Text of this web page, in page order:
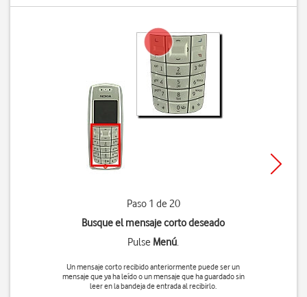
Paso 1 de 20
Busque el mensaje corto deseado
Pulse Menú.
Un mensaje corto recibido anteriormente puede ser un
mensaje que ya ha leído o un mensaje que ha guardado sin
leer en la bandeja de entrada al recibirlo.